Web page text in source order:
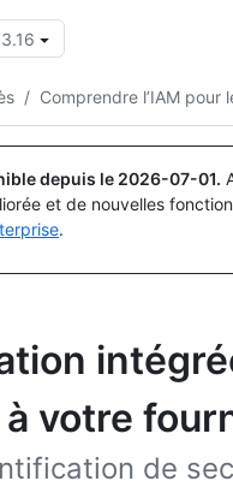
/ Comprendre l’IAM pour
depuis le 2026-07-01.
et de nouvelles
.
votre
de